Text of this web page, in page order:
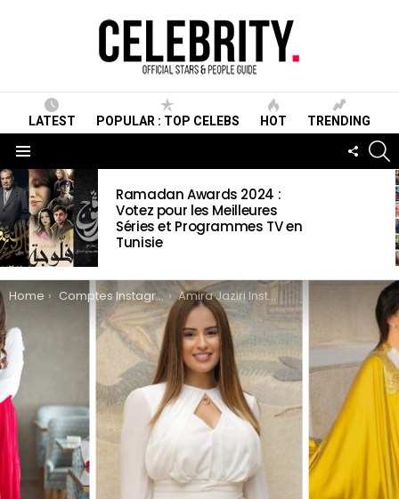
LATEST POPULAR : TOP CELEBS HOT TRENDING
LATEST
STORIES
Ramadan Awards 2024 :
Votez pour les Meilleures
Séries et Programmes TV en
Tunisie
You are here:
Home Comptes Instagram Officiels Amira Jaziri Instagram – Le Compte officiel, photos et vidéos à la une